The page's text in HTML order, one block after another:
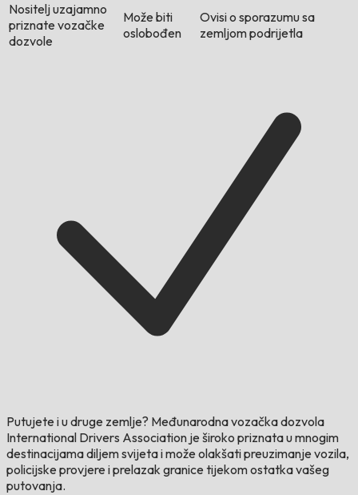
Nositelj uzajamno
priznate vozačke
dozvole
Može biti
oslobođen
Ovisi o sporazumu sa
zemljom podrijetla
Putujete i u druge zemlje? Međunarodna vozačka dozvola
International Drivers Association je široko priznata u mnogim
destinacijama diljem svijeta i može olakšati preuzimanje vozila,
policijske provjere i prelazak granice tijekom ostatka vašeg
putovanja.